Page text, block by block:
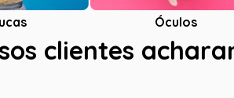
Óculos
clientes